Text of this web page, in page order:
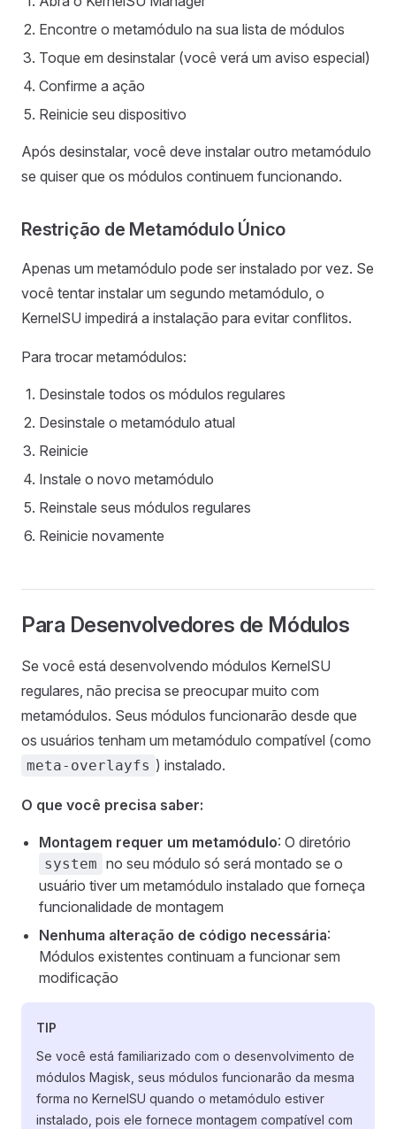
Encontre o metamódulo na sua lista de módulos
Toque em desinstalar (você verá um aviso especial)
Confirme a ação
Reinicie seu dispositivo
Após desinstalar, você deve instalar outro metamódulo
se quiser que os módulos continuem funcionando.
Restrição de Metamódulo Único
Apenas um metamódulo pode ser instalado por vez. Se
você tentar instalar um segundo metamódulo, o
KernelSU impedirá a instalação para evitar conflitos.
Para trocar metamódulos:
Desinstale todos os módulos regulares
Desinstale o metamódulo atual
Reinicie
Instale o novo metamódulo
Reinstale seus módulos regulares
Reinicie novamente
Para Desenvolvedores de Módulos
Se você está desenvolvendo módulos KernelSU
regulares, não precisa se preocupar muito com
metamódulos. Seus módulos funcionarão desde que
os usuários tenham um metamódulo compatível (como
meta-overlayfs ) instalado.
O que você precisa saber:
Montagem requer um metamódulo: O diretório
system no seu módulo só será montado se o
usuário tiver um metamódulo instalado que forneça
funcionalidade de montagem
Nenhuma alteração de código necessária:
Módulos existentes continuam a funcionar sem
modificação
TIP
Se você está familiarizado com o desenvolvimento de
módulos Magisk, seus módulos funcionarão da mesma
forma no KernelSU quando o metamódulo estiver
instalado, pois ele fornece montagem compatível com